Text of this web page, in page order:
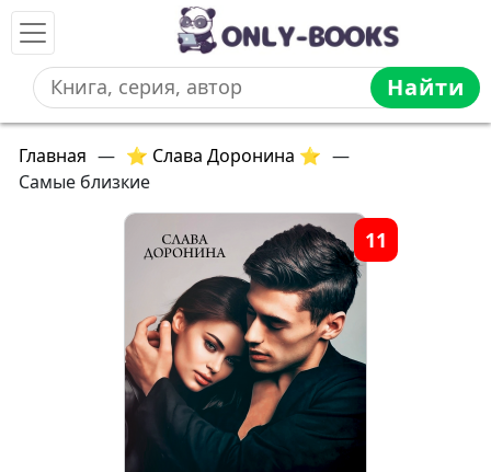
Найти
Главная — ⭐ Слава Доронина ⭐ —
Самые близкие
11